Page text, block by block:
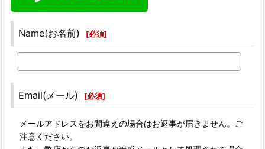
Name(お名前) [必須]
Email(メール) [必須]
メールアドレスをお間違えの場合はお返事が届きません。ご
注意ください。